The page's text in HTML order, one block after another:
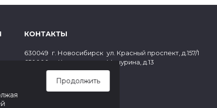
КОНТАКТЫ
630049 г. Новосибирск ул. Красный проспект, д.157/1
650000
г. Кемерово ул. Мичурина, д.13
8 (800) 500-73-43
paper@cf1.ru
Продолжить